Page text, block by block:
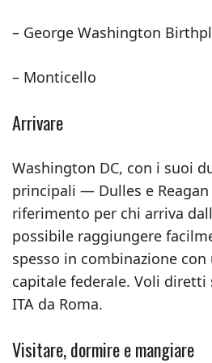
– George Washington
– Monticello
Arrivare
Washington DC, con i suoi
principali — Dulles e
riferimento per chi arriva
possibile raggiungere
spesso in combinazione
capitale federale. Voli
ITA da Roma.
Visitare, dormire e mangiare